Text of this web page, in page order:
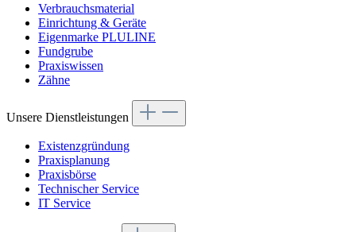
Verbrauchsmaterial
Einrichtung & Geräte
Eigenmarke PLULINE
Fundgrube
Praxiswissen
Zähne
Unsere Dienstleistungen
Existenzgründung
Praxisplanung
Praxisbörse
Technischer Service
IT Service